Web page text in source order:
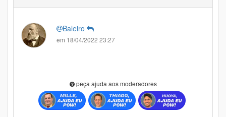
Baleiro
em 18/04/2022 23:27
peça ajuda aos moderadores